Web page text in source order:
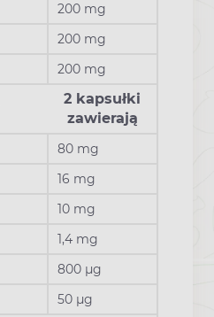
200 mg
200 mg
200 mg
2 kapsułki
zawierają
80 mg
16 mg
10 mg
1,4 mg
800 μg
50 μg